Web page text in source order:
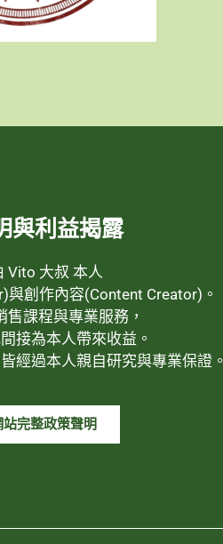
與利益揭露
Vito 大叔 本人
創作內容(Content Creator)。
售課程與專業服務，
接為本人帶來收益。
經過本人親自研究與專業保證。
完整政策聲明